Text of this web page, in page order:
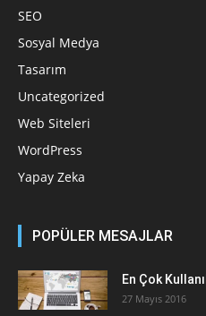
SEO
Sosyal Medya
Tasarım
Uncategorized
Web Siteleri
WordPress
Yapay Zeka
POPÜLER MESAJLAR
En Çok
27 Mayıs 2016